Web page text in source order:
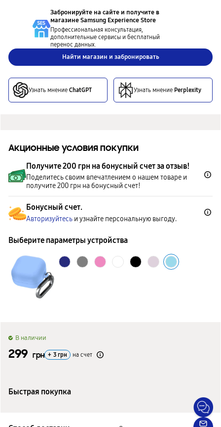
Забронируйте на сайте и получите в
магазинеSamsung Experience Store
Профессиональная консультация,
дополнительные сервисы и бесплатный
перенос данных.
Найти магазин и забронировать
Узнать мнение ChatGPT Узнать мнение Perplexity
Акционные условия покупки
Получите 200 грн на бонусный счет за отзыв!
Поделитесь своим впечатлением о нашем товаре и
получите 200 грн на бонусный счет!
Бонусный счет.
Авторизуйтесь и узнайте персональную выгоду.
Выберите параметры устройства
B наличии
299 грн + 3 грн на счет
Быстрая покупка